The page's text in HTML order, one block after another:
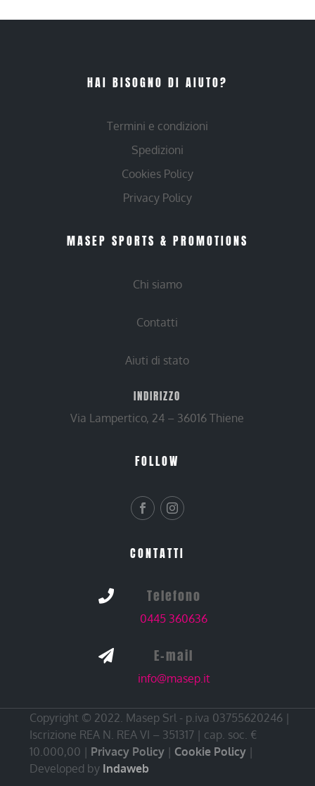
HAI BISOGNO DI AIUTO?
Termini e condizioni
Spedizioni
Cookies Policy
Privacy Policy
MASEP SPORTS & PROMOTIONS
Chi siamo
Contatti
Aiuti di stato
INDIRIZZO
Via Lampertico, 24 – 36016 Thiene
FOLLOW
CONTATTI
 Telefono
0445 360636
 E-mail
info@masep.it
Copyright © 2022. Masep Srl - p.iva 03755620246 |
Iscrizione REA N. REA VI – 351317 | cap. soc. €
10.000,00 | Privacy Policy | Cookie Policy |
Developed by Indaweb